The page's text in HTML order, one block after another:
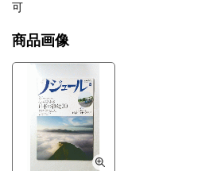
可
商品画像